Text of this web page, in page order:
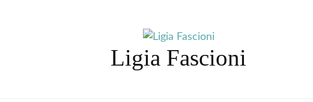
Ligia Fascioni